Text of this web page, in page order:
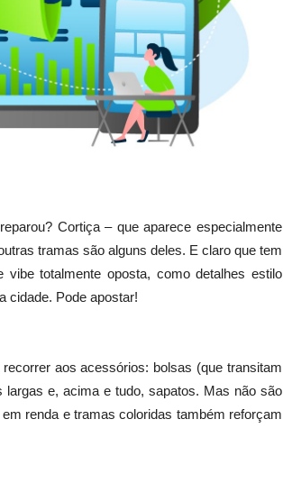
Cortiça – que aparece especialmente
tramas são alguns deles. E claro que tem
totalmente oposta, como detalhes estilo
cidade. Pode apostar!
aos acessórios: bolsas (que transitam
largas e, acima e tudo, sapatos. Mas não são
renda e tramas coloridas também reforçam